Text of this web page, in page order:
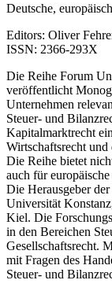
Deutsche,
Editors: Oliver
ISSN: 2366-293X
Die Reihe Forum
veröffentlicht
Unternehmen
Steuer- und
Kapitalmarktrecht
Wirtschaftsrecht und
Die Reihe bietet
auch für
Die Herausgeber
Universität
Kiel. Die
in den Bereichen
Gesellschaftsrecht.
mit Fragen des
Steuer- und